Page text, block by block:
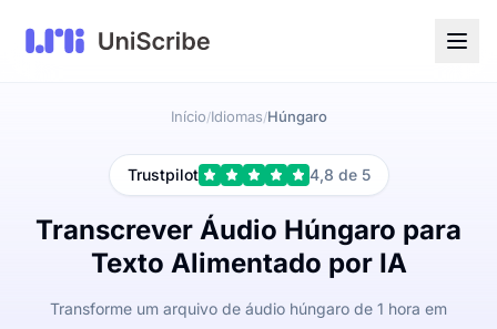
Início/Idiomas/Húngaro
Trustpilot 4,8 de 5
Transcrever Áudio Húngaro para
Texto Alimentado por IA
Transforme um arquivo de áudio húngaro de 1 hora em